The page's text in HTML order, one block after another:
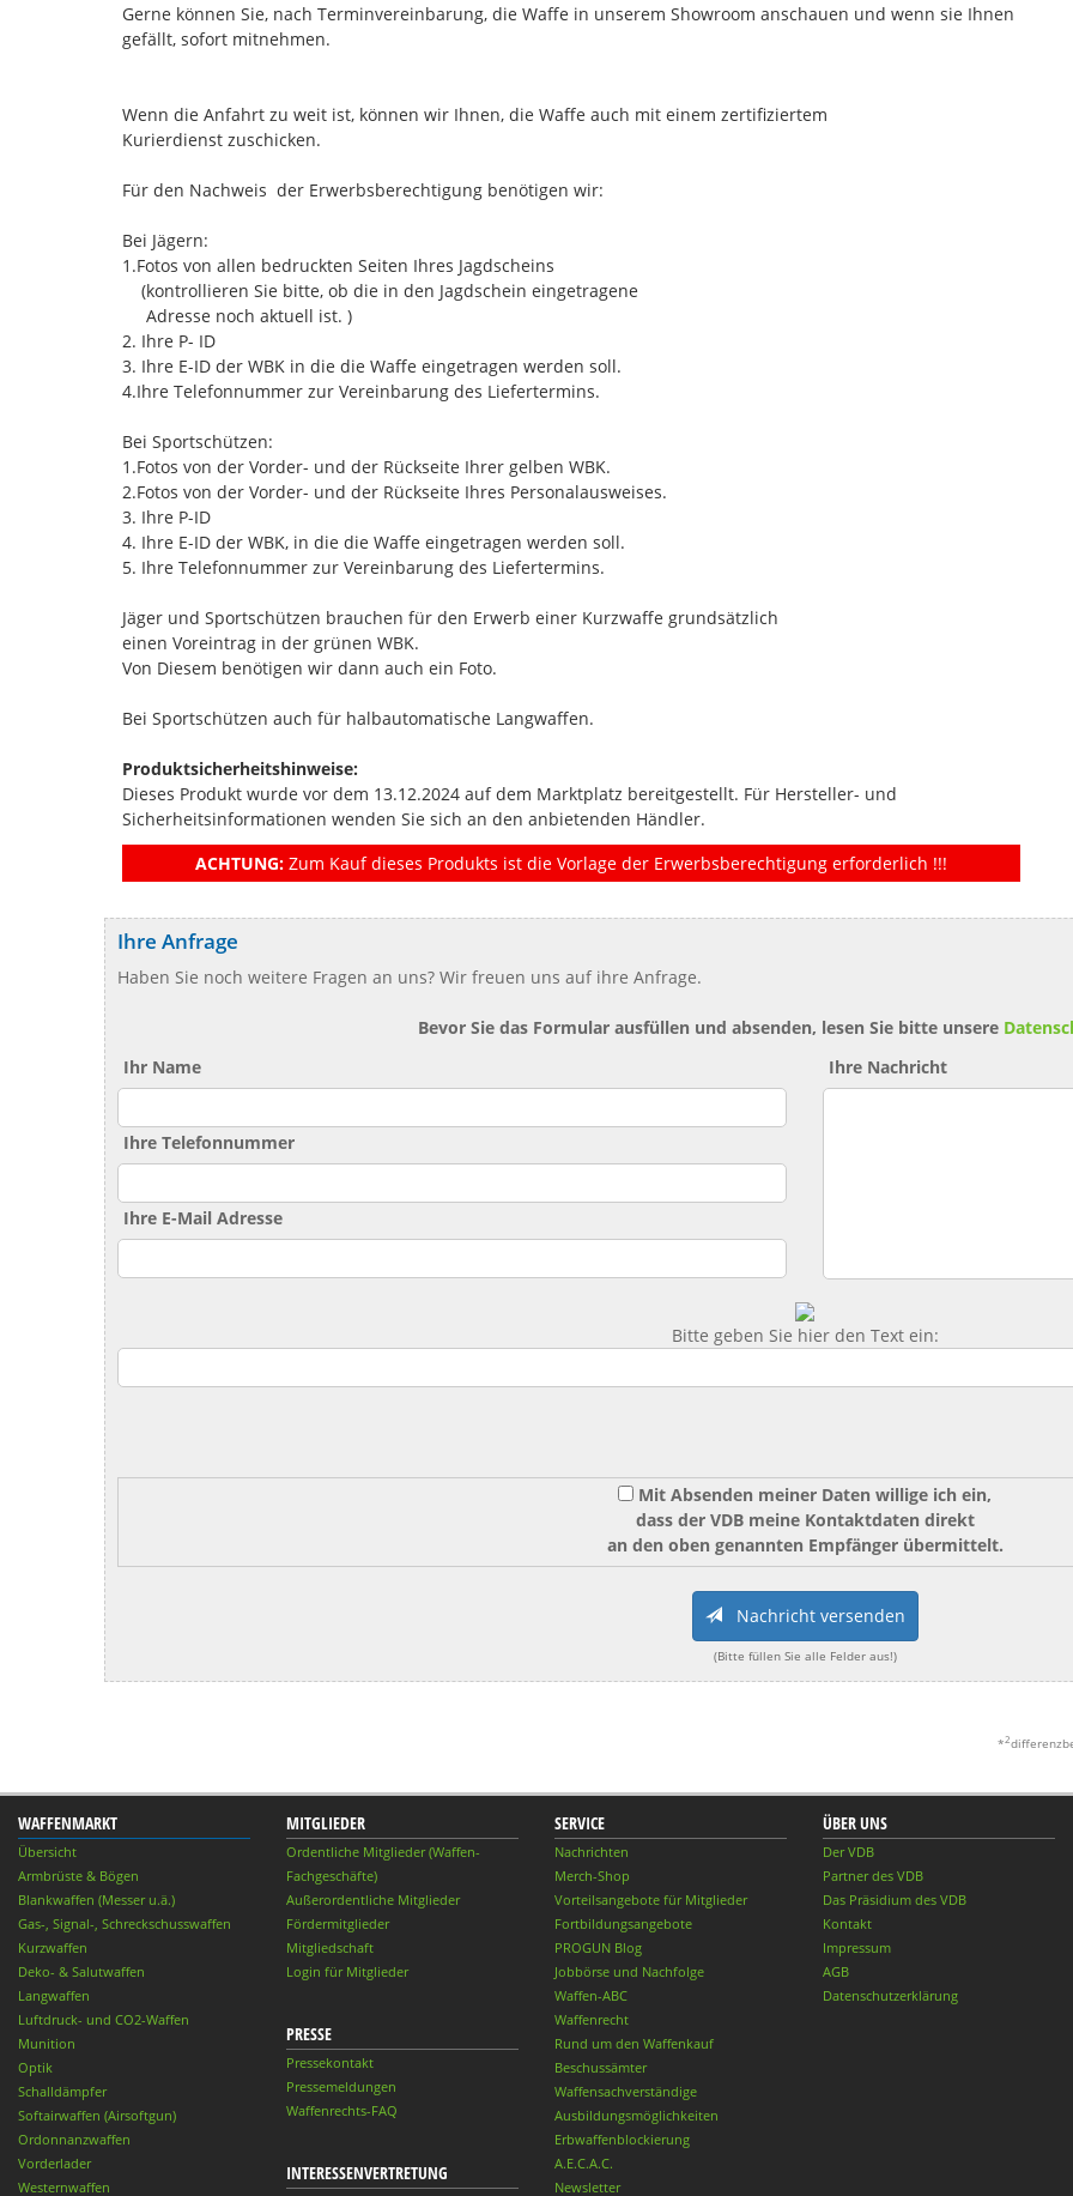
Gerne können Sie, nach Terminvereinbarung, die Waffe in unserem Showroom anschauen und wenn sie Ihnen
gefällt, sofort mitnehmen.
Wenn die Anfahrt zu weit ist, können wir Ihnen, die Waffe auch mit einem zertifiziertem
Kurierdienst zuschicken.
Für den Nachweis der Erwerbsberechtigung benötigen wir:
Bei Jägern:
1.Fotos von allen bedruckten Seiten Ihres Jagdscheins
(kontrollieren Sie bitte, ob die in den Jagdschein eingetragene
Adresse noch aktuell ist. )
2. Ihre P- ID
3. Ihre E-ID der WBK in die die Waffe eingetragen werden soll.
​​4.Ihre Telefonnummer zur Vereinbarung des Liefertermins.
Bei Sportschützen:
1.Fotos von der Vorder- und der Rückseite Ihrer gelben WBK.
​​​2.Fotos von der Vorder- und der Rückseite Ihres Personalausweises.
3. Ihre P-ID
4. Ihre E-ID der WBK, in die die Waffe eingetragen werden soll.
​​5. Ihre Telefonnummer zur Vereinbarung des Liefertermins.
Jäger und Sportschützen brauchen für den Erwerb einer Kurzwaffe grundsätzlich
einen Voreintrag in der grünen WBK.
Von Diesem benötigen wir dann auch ein Foto.
Bei Sportschützen auch für halbautomatische Langwaffen.
Produktsicherheitshinweise:
Dieses Produkt wurde vor dem 13.12.2024 auf dem Marktplatz bereitgestellt. Für Hersteller- und
Sicherheitsinformationen wenden Sie sich an den anbietenden Händler.
ACHTUNG: Zum Kauf dieses Produkts ist die Vorlage der Erwerbsberechtigung erforderlich !!!
Ihre Anfrage
Haben Sie noch weitere Fragen an uns? Wir freuen uns auf ihre Anfrage.
Bevor Sie das Formular ausfüllen und absenden, lesen Sie bitte unsere
Ihr Name
Ihre Telefonnummer
Ihre E-Mail Adresse
Ihre Nachricht
Bitte geben Sie hier den Text ein:
Mit Absenden meiner Daten willige ich ein,
dass der VDB meine Kontaktdaten direkt
an den oben genannten Empfänger übermittelt.
Nachricht versenden
(Bitte füllen Sie alle Felder aus!)
*2
WAFFENMARKT
Übersicht
Armbrüste & Bögen
Blankwaffen (Messer u.ä.)
Gas-, Signal-, Schreckschusswaffen
Kurzwaffen
Deko- & Salutwaffen
Langwaffen
Luftdruck- und CO2-Waffen
Munition
Optik
Schalldämpfer
Softairwaffen (Airsoftgun)
Ordonnanzwaffen
Vorderlader
Westernwaffen
MITGLIEDER
Ordentliche Mitglieder (Waffen-
Fachgeschäfte)
Außerordentliche Mitglieder
Fördermitglieder
Mitgliedschaft
Login für Mitglieder
PRESSE
Pressekontakt
Pressemeldungen
Waffenrechts-FAQ
INTERESSENVERTRETUNG
SERVICE
Nachrichten
Merch-Shop
Vorteilsangebote für Mitglieder
Fortbildungsangebote
PROGUN Blog
Jobbörse und Nachfolge
Waffen-ABC
Waffenrecht
Rund um den Waffenkauf
Beschussämter
Waffensachverständige
Ausbildungsmöglichkeiten
Erbwaffenblockierung
A.E.C.A.C.
Newsletter
ÜBER UNS
Der VDB
Partner des VDB
Das Präsidium des VDB
Kontakt
Impressum
AGB
Datenschutzerklärung